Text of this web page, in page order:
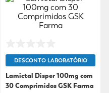
DESCONTO LABORATÓRIO
Lamictal Disper 100mg com
30 Comprimidos GSK Farma